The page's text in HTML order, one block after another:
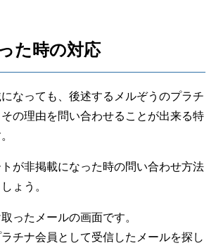
た時の対応
なっても、後述するメルぞうのプラチ
の理由を問い合わせることが出来る特
が非掲載になった時の問い合わせ方法
ょう。
ったメールの画面です。
チナ会員として受信したメールを探し